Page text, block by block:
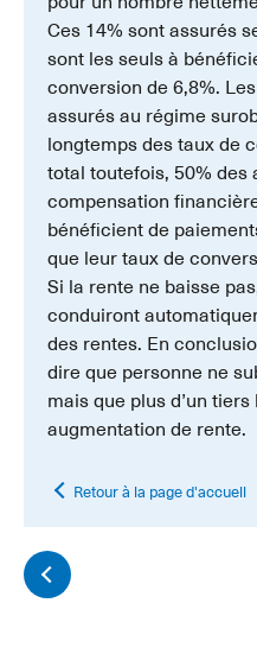
Ces 14% sont assurés
sont les seuls à
conversion de 6,8%.
assurés au régime
longtemps des taux de
total toutefois, 50%
compensation
bénéficient de
que leur taux de
Si la rente ne baisse
conduiront
des rentes. En
dire que personne ne
mais que plus d’un
augmentation de rente.
Retour à la page d'accueil